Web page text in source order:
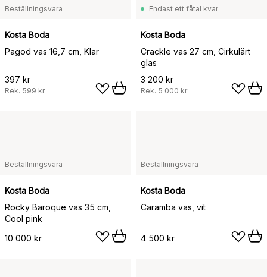
Beställningsvara
Kosta Boda
Pagod vas 16,7 cm, Klar
397 kr
Rek. 599 kr
Endast ett fåtal kvar
Kosta Boda
Crackle vas 27 cm, Cirkulärt
glas
3 200 kr
Rek. 5 000 kr
Beställningsvara
Kosta Boda
Rocky Baroque vas 35 cm,
Cool pink
10 000 kr
Beställningsvara
Kosta Boda
Caramba vas, vit
4 500 kr